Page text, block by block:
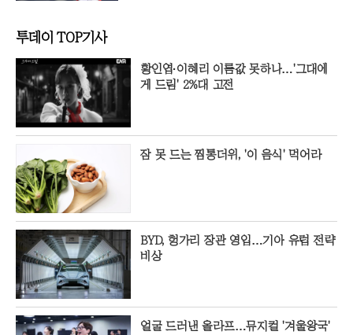
투데이 TOP기사
황인엽·이혜리 이름값 못하나…'그대에
게 드림' 2%대 고전
잠 못 드는 찜통더위, '이 음식' 먹어라
BYD, 헝가리 장관 영입…기아 유럽 전략
비상
얼굴 드러낸 올라프…뮤지컬 '겨울왕국'